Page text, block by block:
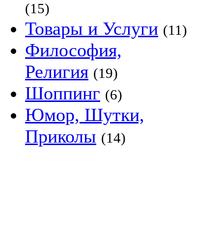
(15)
Товары и Услуги (11)
Философия,
Религия (19)
Шоппинг (6)
Юмор, Шутки,
Приколы (14)